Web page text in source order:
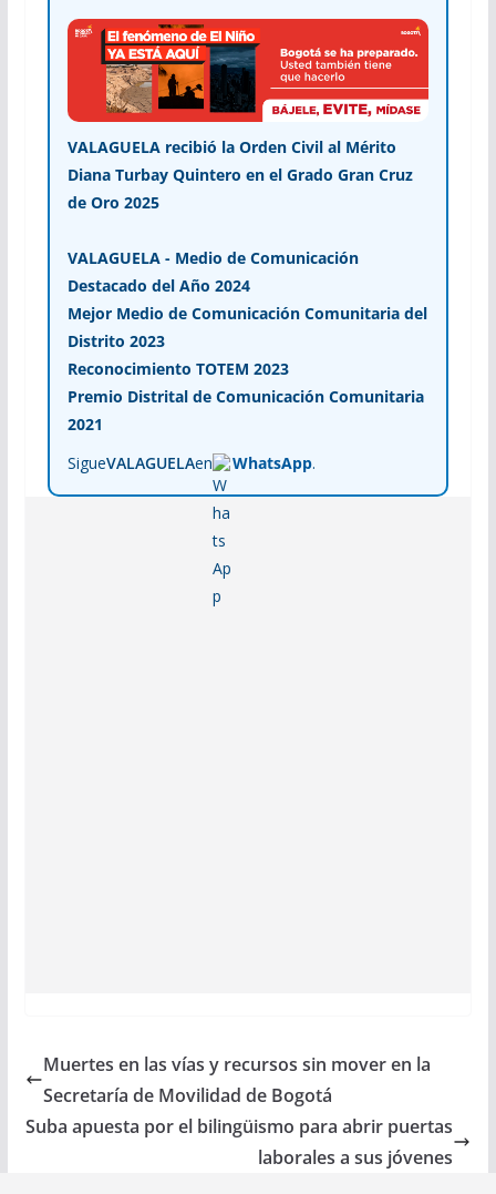
VALAGUELA recibió la Orden Civil al Mérito
Diana Turbay Quintero en el Grado Gran Cruz
de Oro 2025
VALAGUELA - Medio de Comunicación
Destacado del Año 2024
Mejor Medio de Comunicación Comunitaria del
Distrito 2023
Reconocimiento TOTEM 2023
Premio Distrital de Comunicación Comunitaria
2021
SigueVALAGUELAen WhatsApp.
Muertes en las vías y recursos sin mover en la
Secretaría de Movilidad de Bogotá
Suba apuesta por el bilingüismo para abrir puertas
laborales a sus jóvenes